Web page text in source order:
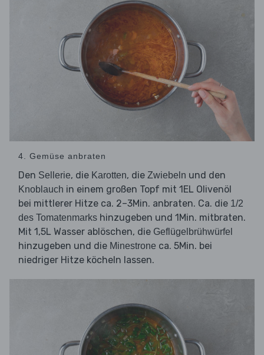
4. Gemüse anbraten
Den Sellerie, die Karotten, die Zwiebeln und den
Knoblauch in einem großen Topf mit 1EL Olivenöl
bei mittlerer Hitze ca. 2–3Min. anbraten. Ca. die 1/2
des Tomatenmarks hinzugeben und 1Min. mitbraten.
Mit 1,5L Wasser ablöschen, die Geflügelbrühwürfel
hinzugeben und die Minestrone ca. 5Min. bei
niedriger Hitze köcheln lassen.